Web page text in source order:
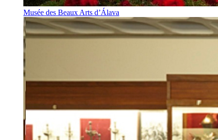
Musée des Beaux Arts d’Álava